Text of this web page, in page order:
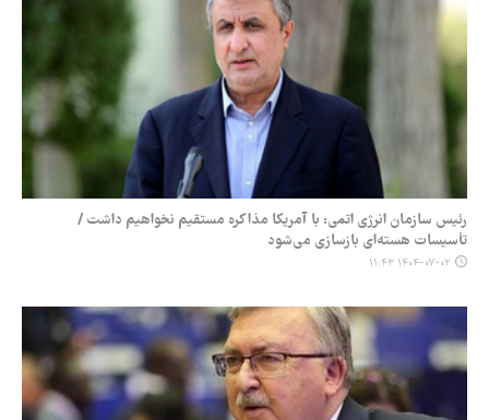
رئیس سازمان انرژی اتمی: با آمریکا مذاکره مستقیم نخواهیم داشت /
تأسیسات هسته‌ای بازسازی می‌شود
۱۴۰۴-۰۷-۰۲ ۱۱:۴۳